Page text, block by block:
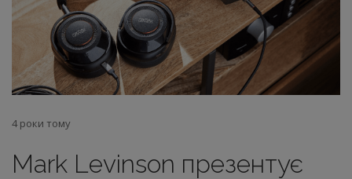
4 роки тому
Mark Levinson презентує